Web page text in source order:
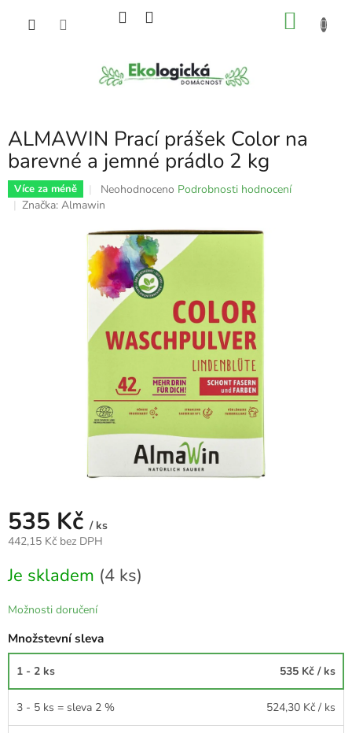
ALMAWIN Prací prášek Color na
barevné a jemné prádlo 2 kg
Více za méně
Průměrné
hodnocení
je
0,0
z
5
hvězdiček.
Neohodnoceno Podrobnosti hodnocení
Značka: Almawin
535 Kč / ks
442,15 Kč bez DPH
cena:
Je skladem (4 ks)
Možnosti doručení
Množstevní sleva
1 - 2 ks 535 Kč / ks
3 - 5 ks = sleva 2 % 524,30 Kč / ks